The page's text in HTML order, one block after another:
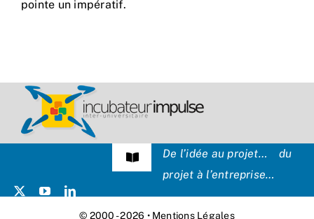
pointe un impératif.
Navigation
Témoignages
De l’idée au projet… du
projet à l’entreprise…
© 2000 - 2026 • Mentions Légales